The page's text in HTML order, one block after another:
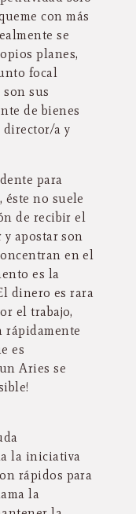
con más
se
planes,
focal
sus
de bienes
director/a y
para
éste no suele
de recibir el
apostar son
en el
es la
dinero es rara
el trabajo,
rápidamente
es
Aries se
la iniciativa
rápidos para
la